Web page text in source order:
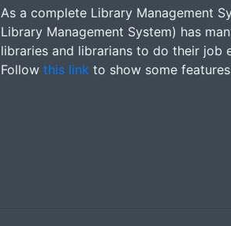
As a complete Library Management
Library Management System) has
libraries and librarians to do their job
Follow this link to show some